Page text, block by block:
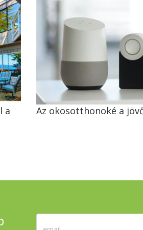
a
Az okosotthonoké a